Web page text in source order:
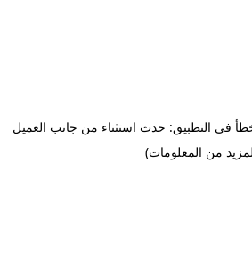
في التطبيق: حدث استثناء من جانب العميل
لمزيد من المعلومات)